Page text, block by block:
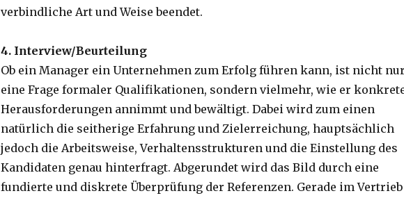
verbindliche Art und Weise beendet.
4. Interview/Beurteilung
Ob ein Manager ein Unternehmen zum Erfolg führen kann, ist nicht
eine Frage formaler Qualifikationen, sondern vielmehr, wie er
Herausforderungen annimmt und bewältigt. Dabei wird zum einen
natürlich die seitherige Erfahrung und Zielerreichung, hauptsächlich
jedoch die Arbeitsweise, Verhaltensstrukturen und die Einstellung des
Kandidaten genau hinterfragt. Abgerundet wird das Bild durch eine
fundierte und diskrete Überprüfung der Referenzen. Gerade im Vertrieb